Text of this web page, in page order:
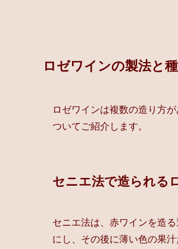
ロゼワインの製法と
ロゼワインは複数の造り方
ついてご紹介します。
セニエ法で造られる
セニエ法は、赤ワインを造
にし、その後に薄い色の果